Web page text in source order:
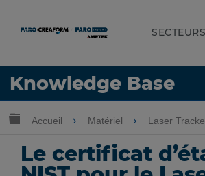
SECTEURS
Knowledge Base
LANGUE
Développer/réduire la
Accueil Matériel Laser
Le certificat